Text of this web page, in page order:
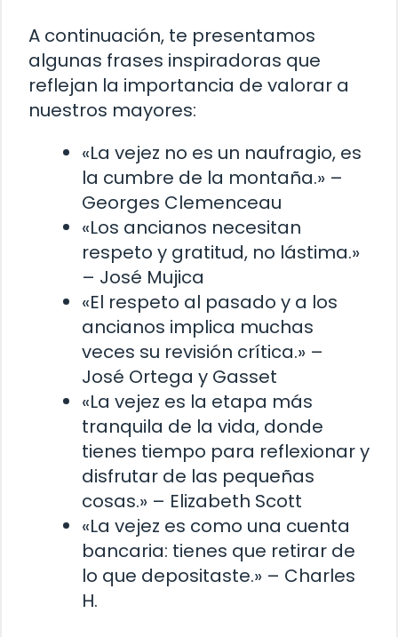
A continuación, te presentamos
algunas frases inspiradoras que
reflejan la importancia de valorar a
nuestros mayores:
«La vejez no es un naufragio, es
la cumbre de la montaña.» –
Georges Clemenceau
«Los ancianos necesitan
respeto y gratitud, no lástima.»
– José Mujica
«El respeto al pasado y a los
ancianos implica muchas
veces su revisión crítica.» –
José Ortega y Gasset
«La vejez es la etapa más
tranquila de la vida, donde
tienes tiempo para reflexionar y
disfrutar de las pequeñas
cosas.» – Elizabeth Scott
«La vejez es como una cuenta
bancaria: tienes que retirar de
lo que depositaste.» – Charles
H.